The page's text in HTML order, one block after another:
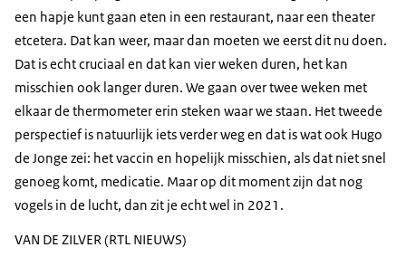
een hapje kunt gaan eten in een restaurant, naar een theater
etcetera. Dat kan weer, maar dan moeten we eerst dit nu doen.
Dat is echt cruciaal en dat kan vier weken duren, het kan
misschien ook langer duren. We gaan over twee weken met
elkaar de thermometer erin steken waar we staan. Het tweede
perspectief is natuurlijk iets verder weg en dat is wat ook Hugo
de Jonge zei: het vaccin en hopelijk misschien, als dat niet snel
genoeg komt, medicatie. Maar op dit moment zijn dat nog
vogels in de lucht, dan zit je echt wel in 2021.
VAN DE ZILVER (RTL NIEUWS)